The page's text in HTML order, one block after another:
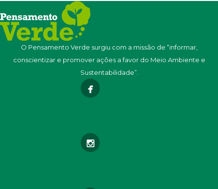
O Pensamento Verde surgiu com a missão de “informar,
conscientizar e promover ações a favor do Meio Ambiente e
Sustentabilidade”.